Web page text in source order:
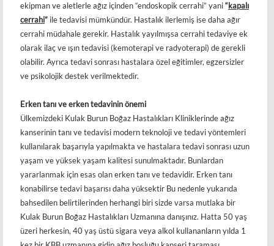
ekipman ve aletlerle ağız içinden “endoskopik cerrahi” yani “kapalı
cerrahi” ile tedavisi mümkündür. Hastalık ilerlemiş ise daha ağır
cerrahi müdahale gerekir. Hastalık yayılmışsa cerrahi tedaviye ek
olarak ilaç ve ışın tedavisi (kemoterapi ve radyoterapi) de gerekli
olabilir. Ayrıca tedavi sonrası hastalara özel eğitimler, egzersizler
ve psikolojik destek verilmektedir.
Erken tanı ve erken tedavinin önemi
Ülkemizdeki Kulak Burun Boğaz Hastalıkları Kliniklerinde ağız
kanserinin tanı ve tedavisi modern teknoloji ve tedavi yöntemleri
kullanılarak başarıyla yapılmakta ve hastalara tedavi sonrası uzun
yaşam ve yüksek yaşam kalitesi sunulmaktadır. Bunlardan
yararlanmak için esas olan erken tanı ve tedavidir. Erken tanı
konabilirse tedavi başarısı daha yüksektir Bu nedenle yukarıda
bahsedilen belirtilerinden herhangi biri sizde varsa mutlaka bir
Kulak Burun Boğaz Hastalıkları Uzmanına danışınız. Hatta 50 yaş
üzeri herkesin, 40 yaş üstü sigara veya alkol kullananların yılda 1